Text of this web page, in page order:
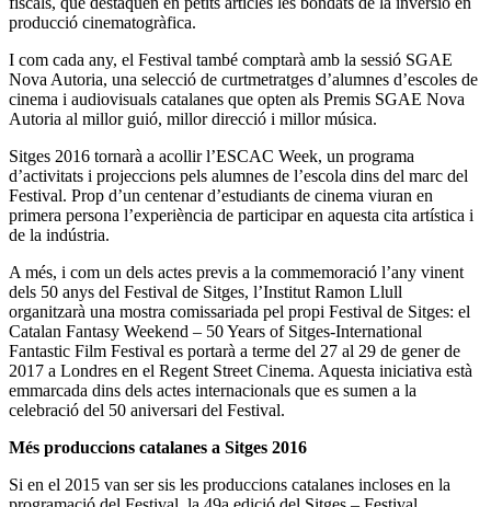
producció cinematogràfica.
I com cada any, el Festival també comptarà amb la sessió SGAE
Nova Autoria, una selecció de curtmetratges d’alumnes d’escoles de
cinema i audiovisuals catalanes que opten als Premis SGAE Nova
Autoria al millor guió, millor direcció i millor música.
Sitges 2016 tornarà a acollir l’ESCAC Week, un programa
d’activitats i projeccions pels alumnes de l’escola dins del marc del
Festival. Prop d’un centenar d’estudiants de cinema viuran en
primera persona l’experiència de participar en aquesta cita artística i
de la indústria.
A més, i com un dels actes previs a la commemoració l’any vinent
dels 50 anys del Festival de Sitges, l’Institut Ramon Llull
organitzarà una mostra comissariada pel propi Festival de Sitges: el
Catalan Fantasy Weekend – 50 Years of Sitges-International
Fantastic Film Festival es portarà a terme del 27 al 29 de gener de
2017 a Londres en el Regent Street Cinema. Aquesta iniciativa està
emmarcada dins dels actes internacionals que es sumen a la
celebració del 50 aniversari del Festival.
Més produccions catalanes a Sitges 2016
Si en el 2015 van ser sis les produccions catalanes incloses en la